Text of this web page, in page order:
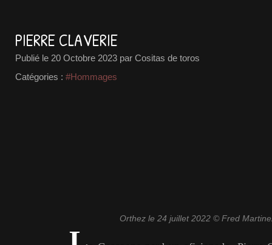
PIERRE CLAVERIE
Publié le 20 Octobre 2023 par Cositas de toros
Catégories : #Hommages
Orthez le 24 juillet 2022 © Fred